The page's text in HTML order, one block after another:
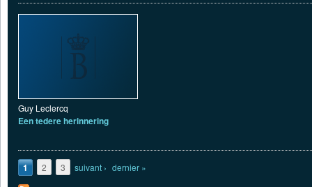
Guy Leclercq
Een tedere herinnering
Pages
1 2 3 suivant › dernier »